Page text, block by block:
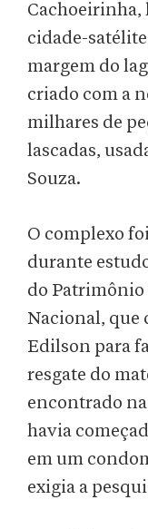
Cachoeirinha,
cidade-
margem do
criado com a
milhares de
lascadas,
Souza.
O complexo
durante
do
Nacional, que
Edilson para
resgate do
encontrado
havia
em um
exigia a